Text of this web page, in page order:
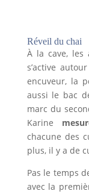
Réveil du chai
À la cave, les
s’active
encuveur, la
aussi le bac
marc du
Karine
chacune des
plus, il y a de
Pas le temps
avec la